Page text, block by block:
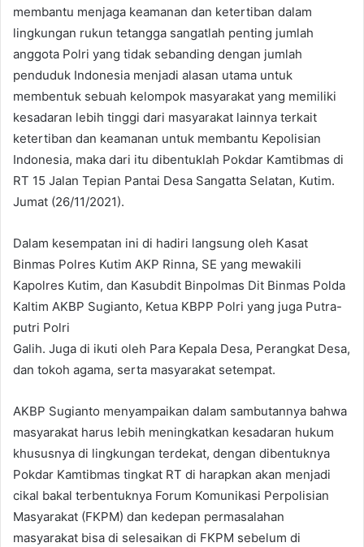
membantu menjaga keamanan dan ketertiban dalam
lingkungan rukun tetangga sangatlah penting jumlah
anggota Polri yang tidak sebanding dengan jumlah
penduduk Indonesia menjadi alasan utama untuk
membentuk sebuah kelompok masyarakat yang memiliki
kesadaran lebih tinggi dari masyarakat lainnya terkait
ketertiban dan keamanan untuk membantu Kepolisian
Indonesia, maka dari itu dibentuklah Pokdar Kamtibmas di
RT 15 Jalan Tepian Pantai Desa Sangatta Selatan, Kutim.
Jumat (26/11/2021).
Dalam kesempatan ini di hadiri langsung oleh Kasat
Binmas Polres Kutim AKP Rinna, SE yang mewakili
Kapolres Kutim, dan Kasubdit Binpolmas Dit Binmas Polda
Kaltim AKBP Sugianto, Ketua KBPP Polri yang juga Putra-
putri Polri
Galih. Juga di ikuti oleh Para Kepala Desa, Perangkat Desa,
dan tokoh agama, serta masyarakat setempat.
AKBP Sugianto menyampaikan dalam sambutannya bahwa
masyarakat harus lebih meningkatkan kesadaran hukum
khususnya di lingkungan terdekat, dengan dibentuknya
Pokdar Kamtibmas tingkat RT di harapkan akan menjadi
cikal bakal terbentuknya Forum Komunikasi Perpolisian
Masyarakat (FKPM) dan kedepan permasalahan
masyarakat bisa di selesaikan di FKPM sebelum di